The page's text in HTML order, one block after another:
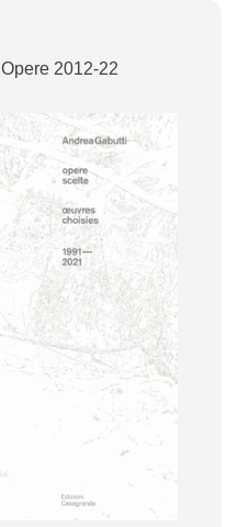
2012-22